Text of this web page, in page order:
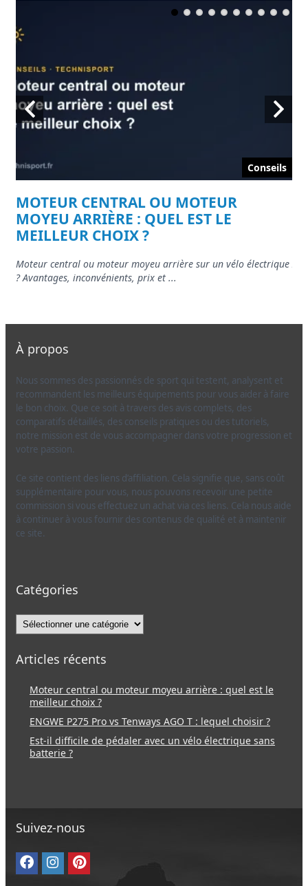
Conseils
MOTEUR CENTRAL OU MOTEUR
MOYEU ARRIÈRE : QUEL EST LE
MEILLEUR CHOIX ?
Moteur central ou moteur moyeu arrière sur un vélo électrique
? Avantages, inconvénients, prix et ...
À propos
Nous sommes des passionnés de sport qui testent, analysent et
recommandent les meilleurs équipements pour vous aider à faire
le bon choix. Que ce soit à travers des avis complets, des
comparatifs détaillés, des conseils pratiques ou des tutoriels,
notre mission est de vous accompagner dans votre progression et
votre passion.
Ce site contient des liens d’affiliation. Cela signifie que, sans coût
supplémentaire pour vous, nous pouvons recevoir une petite
commission si vous effectuez un achat via ces liens. Cela nous aide
à continuer à vous fournir des contenus de qualité et à maintenir
ce site.
Catégories
Catégories
Articles récents
Moteur central ou moteur moyeu arrière : quel est le
meilleur choix ?
ENGWE P275 Pro vs Tenways AGO T : lequel choisir ?
Est-il difficile de pédaler avec un vélo électrique sans
batterie ?
Suivez-nous